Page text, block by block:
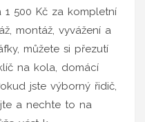
500 Kč za kompletní
montáž, vyvážení a
můžete si přezutí
na kola, domácí
jste výborný řidič,
a nechte to na